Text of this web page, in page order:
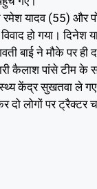
रमेश यादव (55) और
हो गया। दिनेश
बाई ने मौके पर ही
कैलाश पांसे टीम
केंद्र सुखतवा ले
लोगों पर ट्रैक्टर